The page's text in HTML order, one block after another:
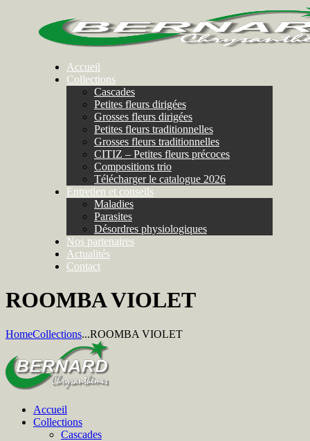
Accueil
Collections
Cascades
Petites fleurs dirigées
Grosses fleurs dirigées
Petites fleurs traditionnelles
Grosses fleurs traditionnelles
CITIZ – Petites fleurs précoces
Compositions trio
Télécharger le catalogue 2026
Entretien et conseils
Maladies
Parasites
Désordres physiologiques
Nos partenaires
Actualités
Contact
ROOMBA VIOLET
HomeCollections...ROOMBA VIOLET
Accueil
Collections
Cascades